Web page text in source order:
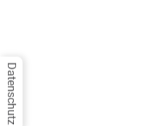
Datenschutz